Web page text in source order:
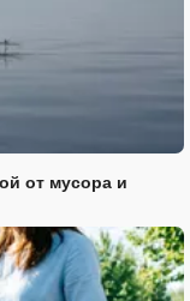
от мусора и